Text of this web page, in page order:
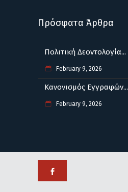
Πρόσφατα Άρθρα
Πολιτική Δεοντολογία...
February 9, 2026
Κανονισμός Εγγραφών...
February 9, 2026